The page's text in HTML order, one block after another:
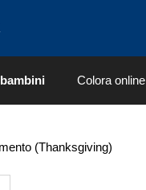
Colora online
(Thanksgiving)